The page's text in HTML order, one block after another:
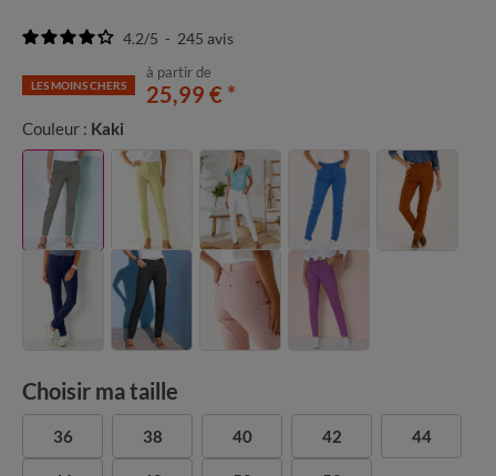
4.2/5 - 245 avis
à partir de
25,99 € *
LES MOINS CHERS
Couleur : Kaki
Choisir ma taille
36 38 40 42 44